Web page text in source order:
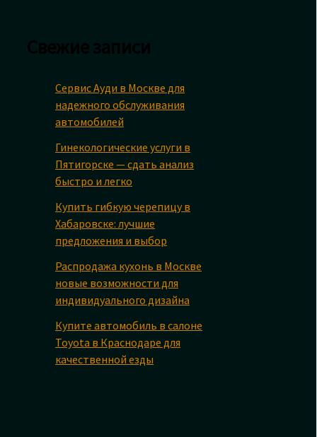
Сервис Ауди в Москве для
надежного обслуживания
автомобилей
Гинекологические услуги в
Пятигорске — сдать анализ
быстро и легко
Купить гибкую черепицу в
Хабаровске: лучшие
предложения и выбор
Распродажа кухонь в Москве
новые возможности для
индивидуального дизайна
Купите автомобиль в салоне
Toyota в Краснодаре для
качественной езды